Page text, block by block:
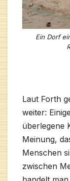
Ein Dorf
Laut Forth
weiter:
überlegene
Meinung,
Menschen
zwischen